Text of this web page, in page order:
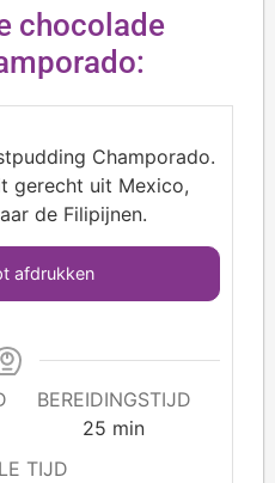
chocolade
Champorado.
gerecht uit Mexico,
de Filipijnen.
afdrukken
BEREIDINGSTIJD
25 min
TIJD